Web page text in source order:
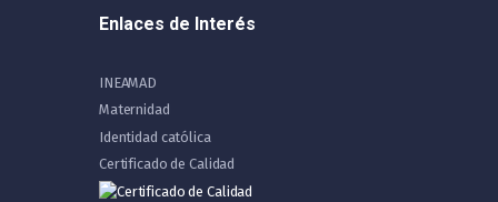
Enlaces de Interés
INEAMAD
Maternidad
Identidad católica
Certificado de Calidad